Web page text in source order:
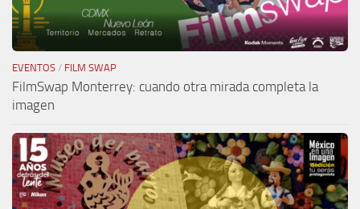
EVENTOS / FILM SWAP
FilmSwap Monterrey: cuando otra mirada completa la
imagen